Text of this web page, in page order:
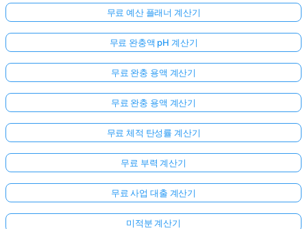
무료 예산 플래너 계산기
무료 완충액 pH 계산기
무료 완충 용액 계산기
무료 완충 용액 계산기
무료 체적 탄성률 계산기
무료 부력 계산기
무료 사업 대출 계산기
미적분 계산기